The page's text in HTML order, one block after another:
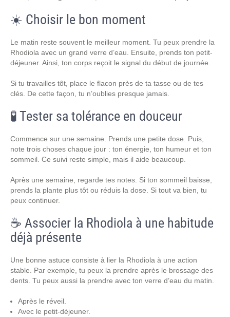
☀️ Choisir le bon moment
Le matin reste souvent le meilleur moment. Tu peux prendre la
Rhodiola avec un grand verre d’eau. Ensuite, prends ton petit-
déjeuner. Ainsi, ton corps reçoit le signal du début de journée.
Si tu travailles tôt, place le flacon près de ta tasse ou de tes
clés. De cette façon, tu n’oublies presque jamais.
🧪 Tester sa tolérance en douceur
Commence sur une semaine. Prends une petite dose. Puis,
note trois choses chaque jour : ton énergie, ton humeur et ton
sommeil. Ce suivi reste simple, mais il aide beaucoup.
Après une semaine, regarde tes notes. Si ton sommeil baisse,
prends la plante plus tôt ou réduis la dose. Si tout va bien, tu
peux continuer.
☕ Associer la Rhodiola à une habitude
déjà présente
Une bonne astuce consiste à lier la Rhodiola à une action
stable. Par exemple, tu peux la prendre après le brossage des
dents. Tu peux aussi la prendre avec ton verre d’eau du matin.
Après le réveil.
Avec le petit-déjeuner.